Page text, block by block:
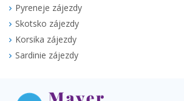
Pyreneje zájezdy
Skotsko zájezdy
Korsika zájezdy
Sardinie zájezdy